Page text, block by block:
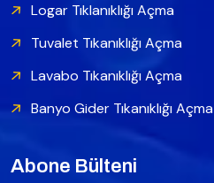
Logar Tıklanıklığı Açma
Tuvalet Tıkanıklığı Açma
Lavabo Tıkanıklığı Açma
Banyo Gider Tıkanıklığı Açma
Abone Bülteni